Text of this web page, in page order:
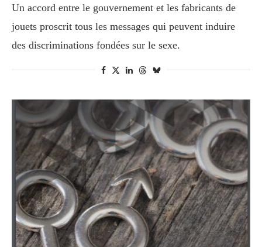
Un accord entre le gouvernement et les fabricants de
jouets proscrit tous les messages qui peuvent induire
des discriminations fondées sur le sexe.